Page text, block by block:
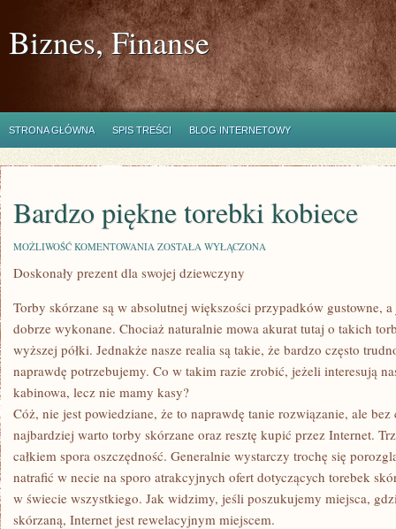
Biznes, Finanse
STRONA GŁÓWNA SPIS TREŚCI BLOG INTERNETOWY
Bardzo piękne torebki kobiece
MOŻLIWOŚĆ KOMENTOWANIA BARDZO
TOREBKI
KOBIECE
ZOSTAŁA WYŁĄCZONA
Doskonały prezent dla swojej dziewczyny
Torby skórzane są w absolutnej większości przypadków gustowne,
dobrze wykonane. Chociaż naturalnie mowa akurat tutaj o takich
wyższej półki. Jednakże nasze realia są takie, że bardzo często
naprawdę potrzebujemy. Co w takim razie zrobić, jeżeli interesują
kabinowa, lecz nie mamy kasy?
Cóż, nie jest powiedziane, że to naprawdę tanie rozwiązanie, ale
najbardziej warto torby skórzane oraz resztę kupić przez Internet.
całkiem spora oszczędność. Generalnie wystarczy trochę się
natrafić w necie na sporo atrakcyjnych ofert dotyczących torebek
w świecie wszystkiego. Jak widzimy, jeśli poszukujemy miejsca,
skórzaną, Internet jest rewelacyjnym miejscem.